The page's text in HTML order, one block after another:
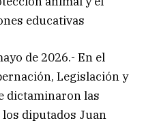
educativas
de 2026.- En el
Legislación y
dictaminaron las
diputados Juan